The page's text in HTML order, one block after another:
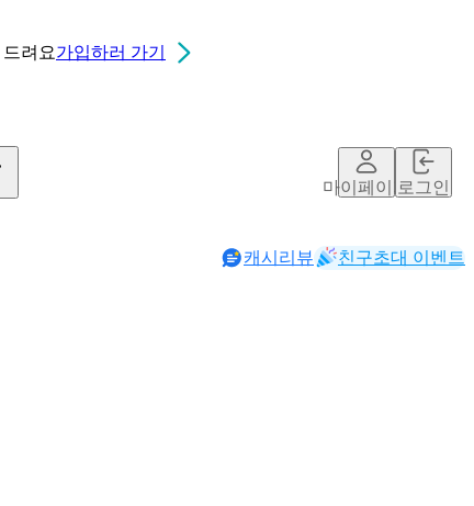
드려요가입하러 가기
마이페이지로그인
캐시리뷰 친구초대 이벤트